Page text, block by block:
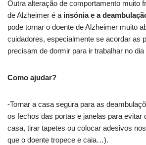
Outra alteração de comportamento muito
de Alzheimer é a insónia e a
pode tornar o doente de Alzheimer muito
cuidadores, especialmente se acordar as
precisam de dormir para ir trabalhar no dia
Como ajudar?
-Tornar a casa segura para as
os fechos das portas e janelas para evitar
casa, tirar tapetes ou colocar adesivos
que o doente tropece e caia…).